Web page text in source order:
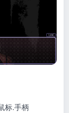
标.手柄